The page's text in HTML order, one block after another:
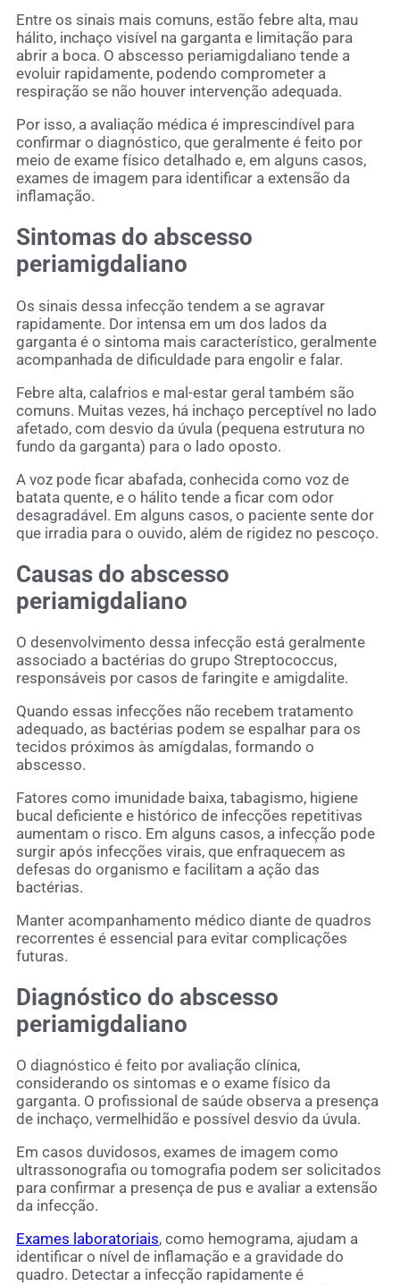
Entre os sinais mais comuns, estão febre alta, mau
hálito, inchaço visível na garganta e limitação para
abrir a boca. O abscesso periamigdaliano tende a
evoluir rapidamente, podendo comprometer a
respiração se não houver intervenção adequada.
Por isso, a avaliação médica é imprescindível para
confirmar o diagnóstico, que geralmente é feito por
meio de exame físico detalhado e, em alguns casos,
exames de imagem para identificar a extensão da
inflamação.
Sintomas do abscesso
periamigdaliano
Os sinais dessa infecção tendem a se agravar
rapidamente. Dor intensa em um dos lados da
garganta é o sintoma mais característico, geralmente
acompanhada de dificuldade para engolir e falar.
Febre alta, calafrios e mal-estar geral também são
comuns. Muitas vezes, há inchaço perceptível no lado
afetado, com desvio da úvula (pequena estrutura no
fundo da garganta) para o lado oposto.
A voz pode ficar abafada, conhecida como voz de
batata quente, e o hálito tende a ficar com odor
desagradável. Em alguns casos, o paciente sente dor
que irradia para o ouvido, além de rigidez no pescoço.
Causas do abscesso
periamigdaliano
O desenvolvimento dessa infecção está geralmente
associado a bactérias do grupo Streptococcus,
responsáveis por casos de faringite e amigdalite.
Quando essas infecções não recebem tratamento
adequado, as bactérias podem se espalhar para os
tecidos próximos às amígdalas, formando o
abscesso.
Fatores como imunidade baixa, tabagismo, higiene
bucal deficiente e histórico de infecções repetitivas
aumentam o risco. Em alguns casos, a infecção pode
surgir após infecções virais, que enfraquecem as
defesas do organismo e facilitam a ação das
bactérias.
Manter acompanhamento médico diante de quadros
recorrentes é essencial para evitar complicações
futuras.
Diagnóstico do abscesso
periamigdaliano
O diagnóstico é feito por avaliação clínica,
considerando os sintomas e o exame físico da
garganta. O profissional de saúde observa a presença
de inchaço, vermelhidão e possível desvio da úvula.
Em casos duvidosos, exames de imagem como
ultrassonografia ou tomografia podem ser solicitados
para confirmar a presença de pus e avaliar a extensão
da infecção.
Exames laboratoriais, como hemograma, ajudam a
identificar o nível de inflamação e a gravidade do
quadro. Detectar a infecção rapidamente é